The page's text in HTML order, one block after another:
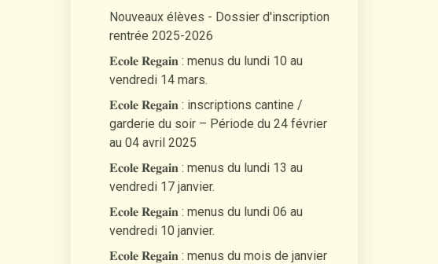
Nouveaux élèves - Dossier d'inscription
rentrée 2025-2026
𝐄𝐜𝐨𝐥𝐞 𝐑𝐞𝐠𝐚𝐢𝐧 : menus du lundi 10 au
vendredi 14 mars.
𝐄𝐜𝐨𝐥𝐞 𝐑𝐞𝐠𝐚𝐢𝐧 : inscriptions cantine /
garderie du soir – Période du 24 février
au 04 avril 2025
𝐄𝐜𝐨𝐥𝐞 𝐑𝐞𝐠𝐚𝐢𝐧 : menus du lundi 13 au
vendredi 17 janvier.
𝐄𝐜𝐨𝐥𝐞 𝐑𝐞𝐠𝐚𝐢𝐧 : menus du lundi 06 au
vendredi 10 janvier.
𝐄𝐜𝐨𝐥𝐞 𝐑𝐞𝐠𝐚𝐢𝐧 : menus du mois de janvier